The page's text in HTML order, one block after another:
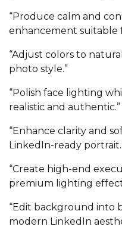
“Produce calm and
enhancement suitable
“Adjust colors to
photo style.”
“Polish face lighting
realistic and authentic.”
“Enhance clarity and
LinkedIn-ready
“Create high-end
premium lighting
“Edit background into
modern LinkedIn